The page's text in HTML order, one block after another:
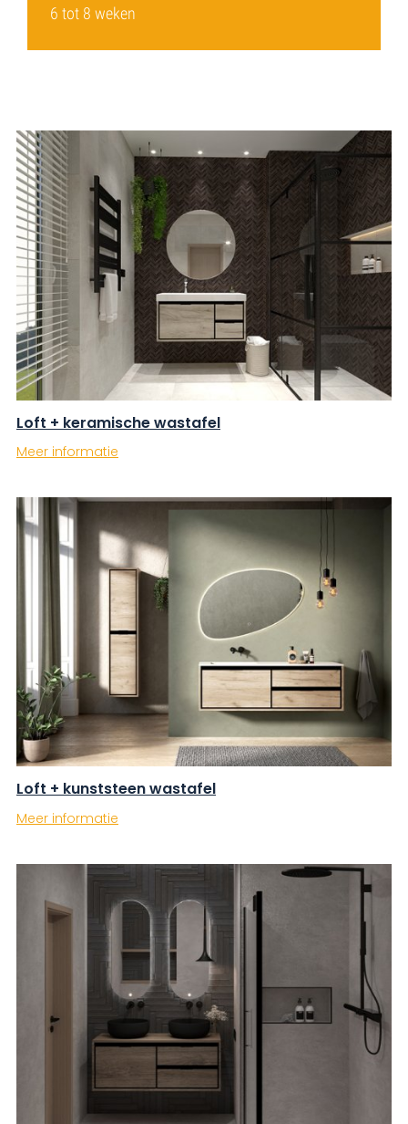
6 tot 8 weken
Loft + keramische wastafel
Meer informatie
Loft + kunststeen wastafel
Meer informatie